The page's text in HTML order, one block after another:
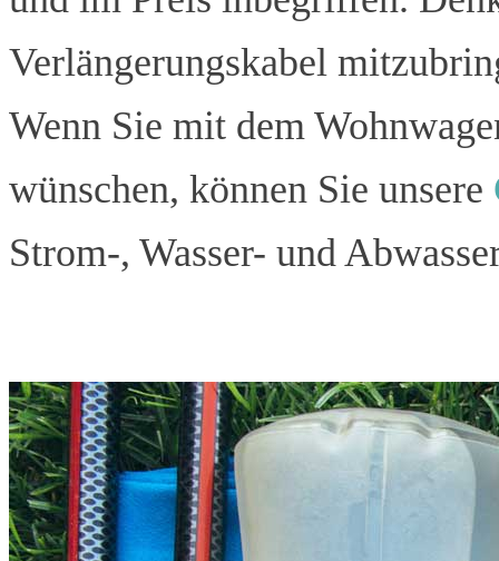
Verlängerungskabel
Wenn Sie mit dem
wünschen, können Sie unsere
Strom-, Wasser- und